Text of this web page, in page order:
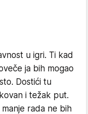
u igri. Ti kad
ja bih mogao
Dostići tu
i težak put.
manje rada ne bih